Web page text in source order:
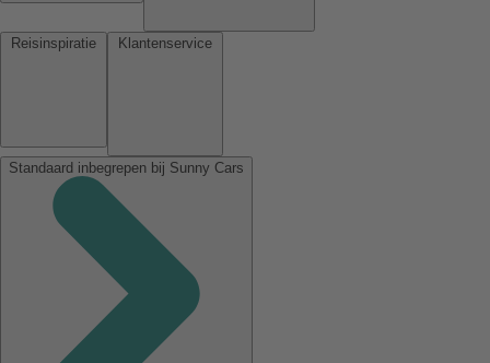
Standaard inbegrepen bij Sunny Cars